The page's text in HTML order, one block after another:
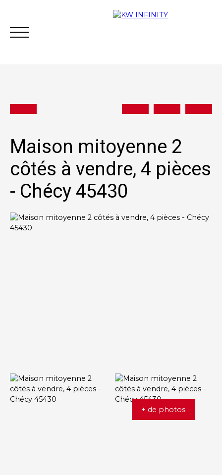
Acheter Vous financer
Maison mitoyenne 2
côtés à vendre, 4 pièces
- Chécy 45430
+ de photos